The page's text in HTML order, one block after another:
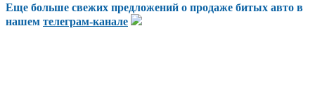
Еще больше свежих предложений о продаже битых авто в
нашем телеграм-канале